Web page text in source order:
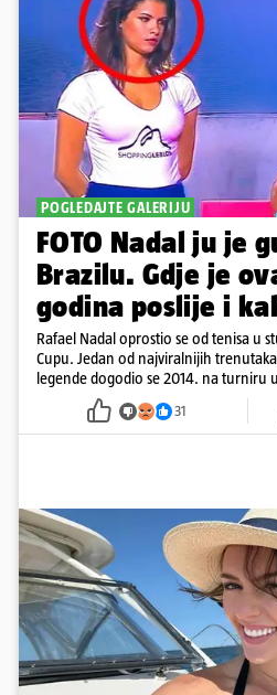
POGLEDAJTE GALERIJU
FOTO Nadal ju je
Brazilu. Gdje je
godina poslije i
Rafael Nadal oprostio se od tenisa u
Cupu. Jedan od najviralnijih
legende dogodio se 2014. na turniru
pažnju odvlačila ljepotica iza klupe
31